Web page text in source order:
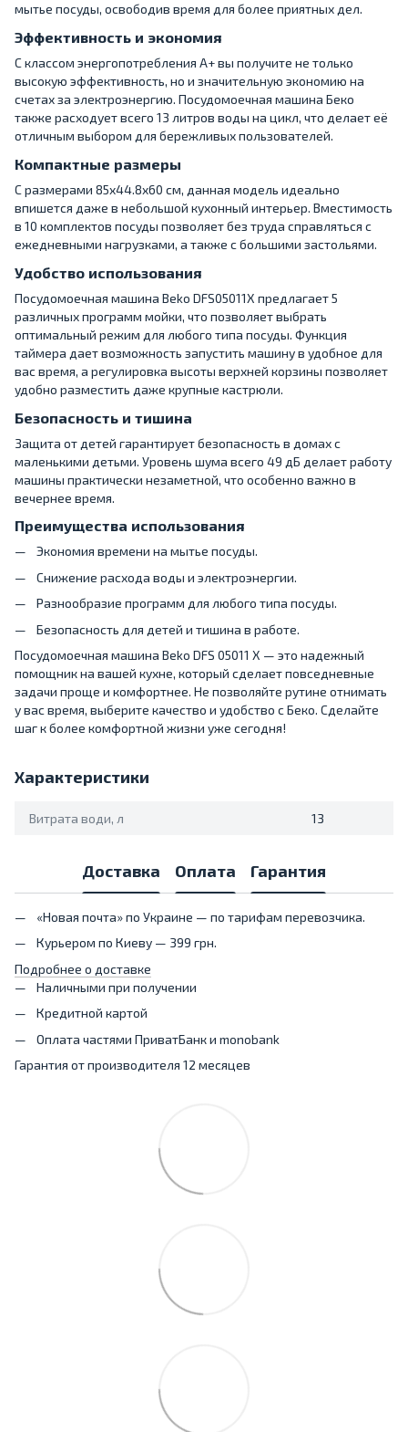
мытье посуды, освободив время для более приятных дел.
Эффективность и экономия
С классом энергопотребления A+ вы получите не только
высокую эффективность, но и значительную экономию на
счетах за электроэнергию. Посудомоечная машина Беко
также расходует всего 13 литров воды на цикл, что делает её
отличным выбором для бережливых пользователей.
Компактные размеры
С размерами 85x44.8x60 см, данная модель идеально
впишется даже в небольшой кухонный интерьер. Вместимость
в 10 комплектов посуды позволяет без труда справляться с
ежедневными нагрузками, а также с большими застольями.
Удобство использования
Посудомоечная машина Beko DFS05011X предлагает 5
различных программ мойки, что позволяет выбрать
оптимальный режим для любого типа посуды. Функция
таймера дает возможность запустить машину в удобное для
вас время, а регулировка высоты верхней корзины позволяет
удобно разместить даже крупные кастрюли.
Безопасность и тишина
Защита от детей гарантирует безопасность в домах с
маленькими детьми. Уровень шума всего 49 дБ делает работу
машины практически незаметной, что особенно важно в
вечернее время.
Преимущества использования
Экономия времени на мытье посуды.
Снижение расхода воды и электроэнергии.
Разнообразие программ для любого типа посуды.
Безопасность для детей и тишина в работе.
Посудомоечная машина Beko DFS 05011 X — это надежный
помощник на вашей кухне, который сделает повседневные
задачи проще и комфортнее. Не позволяйте рутине отнимать
у вас время, выберите качество и удобство с Беко. Сделайте
шаг к более комфортной жизни уже сегодня!
Характеристики
Витрата води, л 13
Доставка Оплата Гарантия
«Новая почта» по Украине — по тарифам перевозчика.
Курьером по Киеву — 399 грн.
Подробнее о доставке
Наличными при получении
Кредитной картой
Оплата частями ПриватБанк и monobank
Гарантия от производителя 12 месяцев